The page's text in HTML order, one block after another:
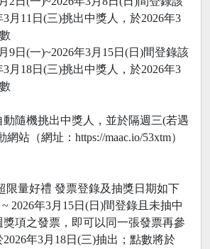
月11日(三)挑出中獎人，於2026年3
9日(一)~2026年3月15日(日)間登錄該
月18日(三)挑出中獎人，於2026年3
隨機挑出中獎人，並於隔週三(若遇
站（網址：https://maac.io/53xtm）
限量好禮 發票登錄及抽獎日期如下
2026年3月15日(日)間登錄且未抽中
項之發票，即可以同一張發票再參
年3月18日(三)抽出；點數將於